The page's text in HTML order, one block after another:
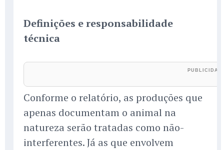
Definições e responsabilidade
técnica
Conforme o relatório, as produções que
apenas documentam o animal na
natureza serão tratadas como não-
interferentes. Já as que envolvem